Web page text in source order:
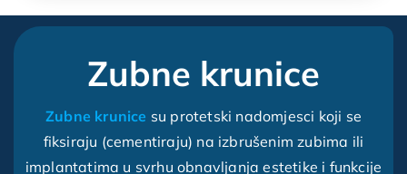
Zubne krunice
Zubne krunice su protetski nadomjesci koji se
fiksiraju (cementiraju) na izbrušenim zubima ili
implantatima u svrhu obnavljanja estetike i funkcije